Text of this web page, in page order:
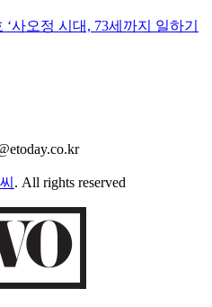
사오정 시대, 73세까지 일하기
. All rights reserved